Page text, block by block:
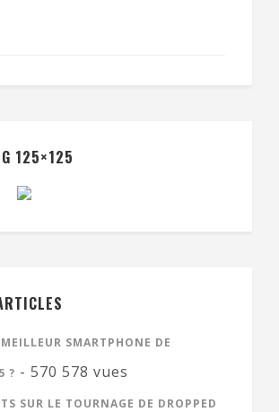
125×125
SMARTPHONE DE
? - 570 578 vues
SUR LE TOURNAGE DE DROPPED